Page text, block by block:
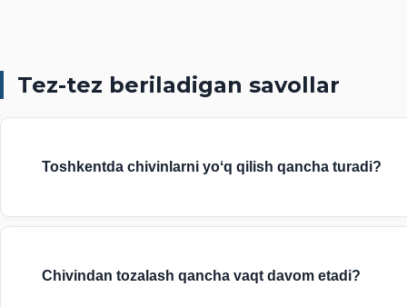
Tez-tez beriladigan savollar
Toshkentda chivinlarni yoʻq qilish qancha turadi?
Chivindan tozalash qancha vaqt davom etadi?